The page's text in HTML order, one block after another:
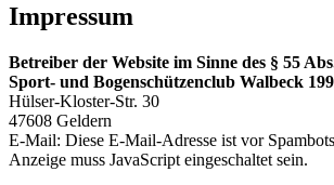
Impressum
Betreiber der Website im Sinne des § 55
Sport- und Bogenschützenclub Walbeck
Hülser-Kloster-Str. 30
47608 Geldern
E-Mail: Diese E-Mail-Adresse ist vor
Anzeige muss JavaScript eingeschaltet sein.